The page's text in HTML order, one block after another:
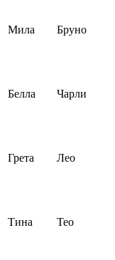
Мила Бруно
Белла Чарли
Грета Лео
Тина Тео